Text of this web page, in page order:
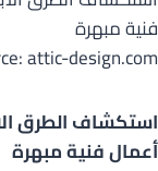
attic-design.com
استكشاف الطرق
أعمال فنية مبهرة